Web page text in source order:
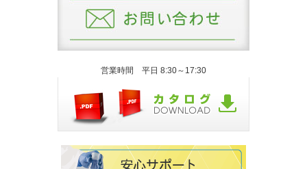
営業時間 平日 8:30～17:30